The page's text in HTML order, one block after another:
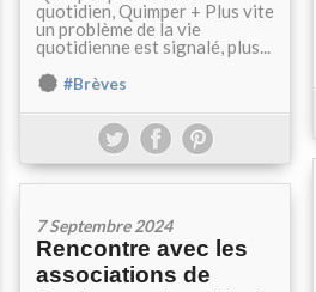
quotidien, Quimper + Plus vite
un problème de la vie
quotidienne est signalé, plus...
#Brèves
7 Septembre 2024
Rencontre avec les
associations de